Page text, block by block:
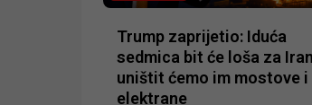
Trump zaprijetio: Iduća
sedmica bit će loša za
uništit ćemo im mostove i
elektrane